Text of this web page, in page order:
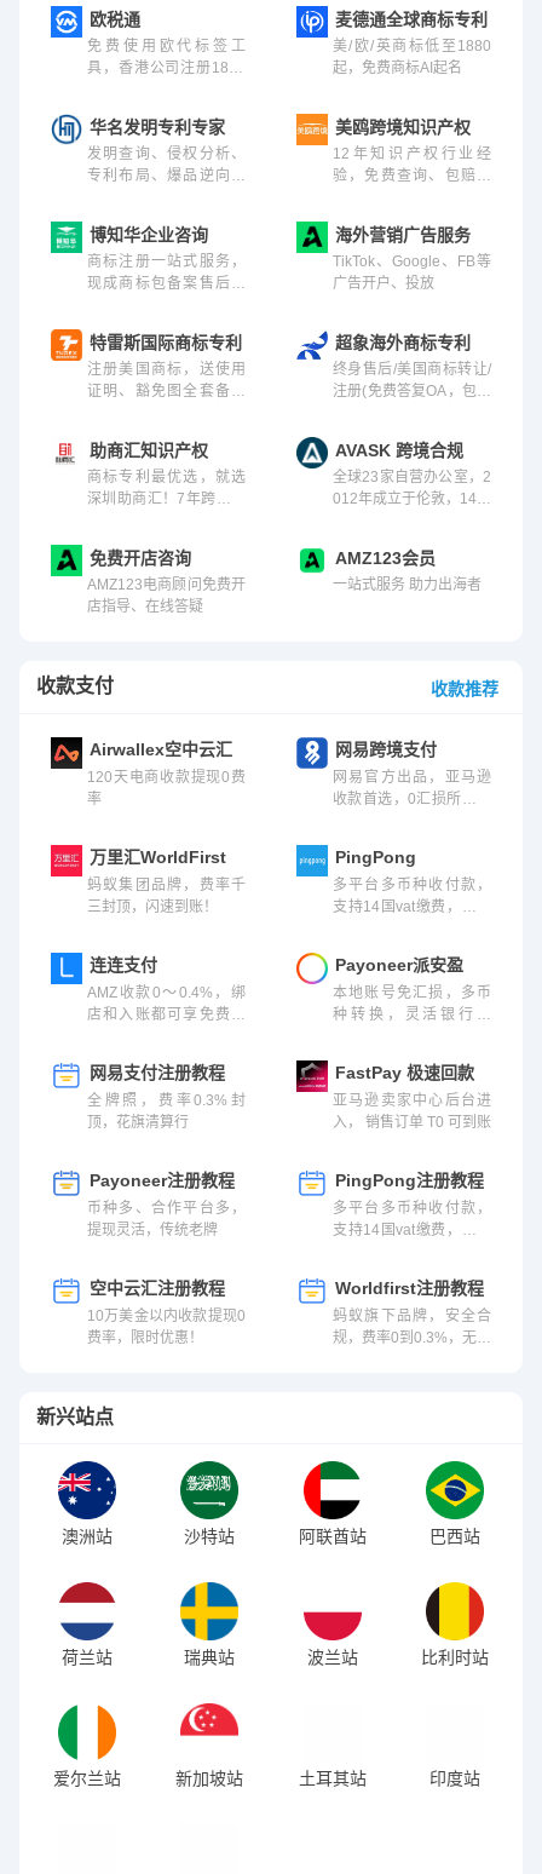
欧税通
免费使用欧代标签工
具，香港公司注册1800
麦德通全球商标专利
美/欧/英商标低至1880
起，免费商标AI起名
华名发明专利专家
发明查询、侵权分析、
专利布局、爆品逆向改
美鸥跨境知识产权
12年知识产权行业经
验，免费查询、包赔无
请，50万+跨境卖家的品
质之选！
博知华企业咨询
商标注册一站式服务，
现成商标包备案售后，
海外营销广告服务
TikTok、Google、FB等
广告开户、投放
特雷斯国际商标专利
注册美国商标，送使用
证明、豁免图全套备案
超象海外商标专利
终身售后/美国商标转让/
注册(免费答复OA，包备
助商汇知识产权
商标专利最优选，就选
深圳助商汇！7年跨境知
境电商！
AVASK 跨境合规
全球23家自营办公室，2
012年成立于伦敦，14年
免费开店咨询
AMZ123电商顾问免费开
店指导、在线答疑
AMZ123会员
一站式服务 助力出海者
收款支付 收款推荐
Airwallex空中云汇
120天电商收款提现0费
率
网易跨境支付
网易官方出品，亚马逊
收款首选，0汇损所见所
万里汇WorldFirst
蚂蚁集团品牌，费率千
三封顶，闪速到账！
PingPong
多平台多币种收付款，
支持14国vat缴费，快速
连连支付
AMZ收款0～0.4%，绑
店和入账都可享免费提
免额等你领取
Payoneer派安盈
本地账号免汇损，多币
种转换，灵活银行提
网易支付注册教程
全牌照，费率0.3%封
顶，花旗清算行
FastPay 极速回款
亚马逊卖家中心后台进
入， 销售订单 T0 可到账
Payoneer注册教程
币种多、合作平台多，
提现灵活，传统老牌
PingPong注册教程
多平台多币种收付款，
支持14国vat缴费，快速
空中云汇注册教程
10万美金以内收款提现0
费率，限时优惠！
Worldfirst注册教程
蚂蚁旗下品牌，安全合
规，费率0到0.3%，无汇
新兴站点
澳洲站 沙特站 阿联酋站 巴西站
荷兰站 瑞典站 波兰站 比利时站
爱尔兰站 新加坡站 土耳其站 印度站